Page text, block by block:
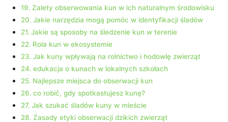
Zalety obserwowania kun w ich naturalnym środowisku
Jakie narzędzia mogą pomóc w identyfikacji śladów
Jakie są sposoby na śledzenie kun w terenie
Rola kun w ekosystemie
Jak kuny wpływają na rolnictwo i hodowlę zwierząt
edukacja o kunach w lokalnych szkołach
Najlepsze miejsca do obserwacji kun
co robić, gdy spotkastujesz kunę?
Jak szukać śladów kuny w mieście
Zasady etyki obserwacji dzikich zwierząt